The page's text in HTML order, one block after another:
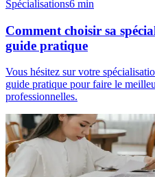
Spécialisations6 min
Comment choisir sa
guide pratique
Vous hésitez sur votre
guide pratique pour faire le
professionnelles.